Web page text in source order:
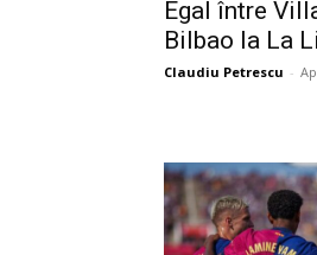
Egal între
Bilbao la La
Claudiu Petrescu -